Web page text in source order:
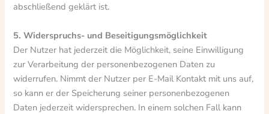
abschließend geklärt ist.
5. Widerspruchs- und Beseitigungsmöglichkeit
Der Nutzer hat jederzeit die Möglichkeit, seine Einwilligung
zur Verarbeitung der personenbezogenen Daten zu
widerrufen. Nimmt der Nutzer per E-Mail Kontakt mit uns auf,
so kann er der Speicherung seiner personenbezogenen
Daten jederzeit widersprechen. In einem solchen Fall kann